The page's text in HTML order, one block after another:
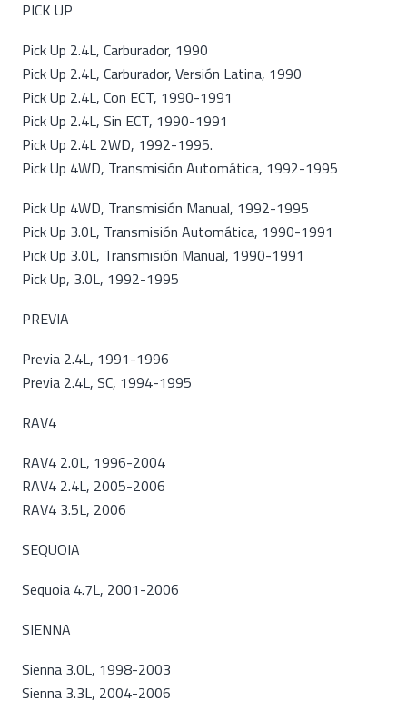
PICK UP
Pick Up 2.4L, Carburador, 1990
Pick Up 2.4L, Carburador, Versión Latina, 1990
Pick Up 2.4L, Con ECT, 1990-1991
Pick Up 2.4L, Sin ECT, 1990-1991
Pick Up 2.4L 2WD, 1992-1995.
Pick Up 4WD, Transmisión Automática, 1992-1995
Pick Up 4WD, Transmisión Manual, 1992-1995
Pick Up 3.0L, Transmisión Automática, 1990-1991
Pick Up 3.0L, Transmisión Manual, 1990-1991
Pick Up, 3.0L, 1992-1995
PREVIA
Previa 2.4L, 1991-1996
Previa 2.4L, SC, 1994-1995
RAV4
RAV4 2.0L, 1996-2004
RAV4 2.4L, 2005-2006
RAV4 3.5L, 2006
SEQUOIA
Sequoia 4.7L, 2001-2006
SIENNA
Sienna 3.0L, 1998-2003
Sienna 3.3L, 2004-2006